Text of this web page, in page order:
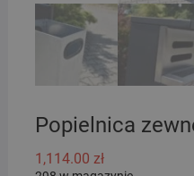
Popielnica
1,114.00 zł